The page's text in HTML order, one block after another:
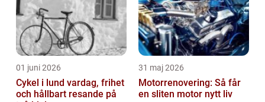
01 juni 2026
Cykel i lund vardag, frihet
och hållbart resande på
31 maj 2026
Motorrenovering: Så får
en sliten motor nytt liv